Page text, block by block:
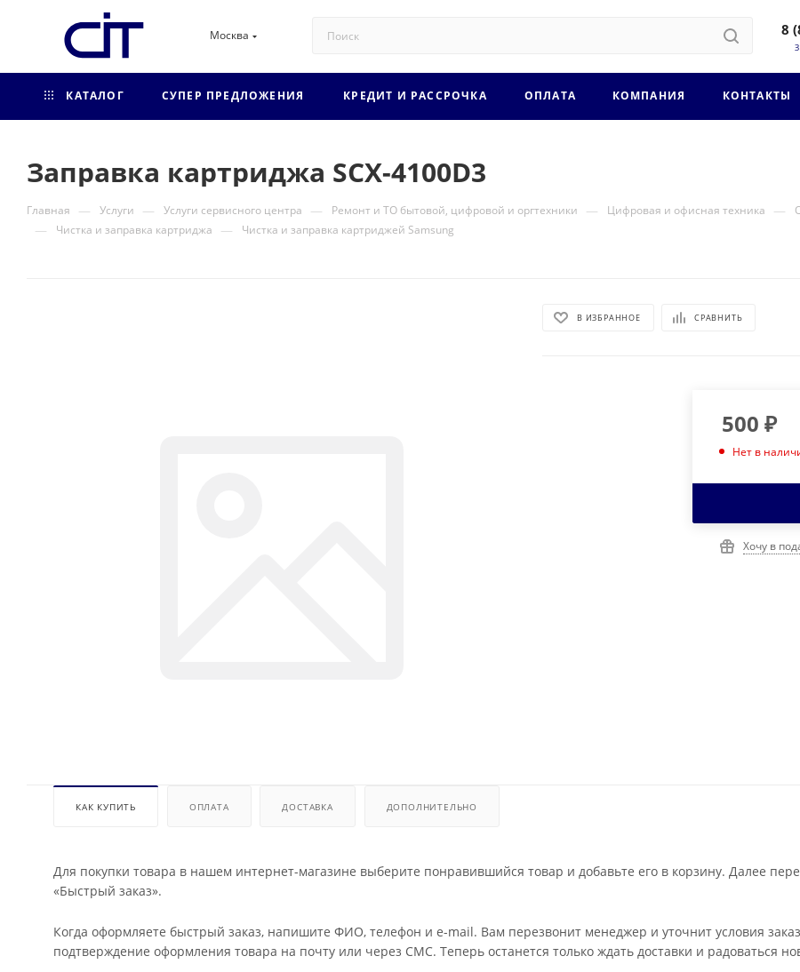
Москва 8
КАТАЛОГ СУПЕР ПРЕДЛОЖЕНИЯ КРЕДИТ И РАССРОЧКА ОПЛАТА КОМПАНИЯ КОНТАКТЫ
Заправка картриджа SCX-4100D3
Главная — Услуги — Услуги сервисного центра — Ремонт и ТО бытовой, цифровой и оргтехники — Цифровая и офисная техника —
— Чистка и заправка картриджа — Чистка и заправка картриджей Samsung
В ИЗБРАННОЕ СРАВНИТЬ
500 ₽
Нет в
Хочу в
КАК КУПИТЬ ОПЛАТА ДОСТАВКА ДОПОЛНИТЕЛЬНО
Для покупки товара в нашем интернет-магазине выберите понравившийся товар и добавьте его в корзину. Далее
«Быстрый заказ».
Когда оформляете быстрый заказ, напишите ФИО, телефон и e-mail. Вам перезвонит менеджер и уточнит условия
подтверждение оформления товара на почту или через СМС. Теперь останется только ждать доставки и радоваться